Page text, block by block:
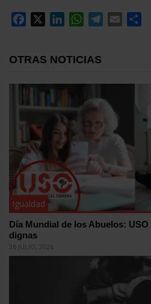
Facebook LinkedInWhatsApp
Telegram
Email
OTRAS NOTICIAS
Igualdad
Día Mundial de los Abuelos:
dignas
26 JULIO, 2026